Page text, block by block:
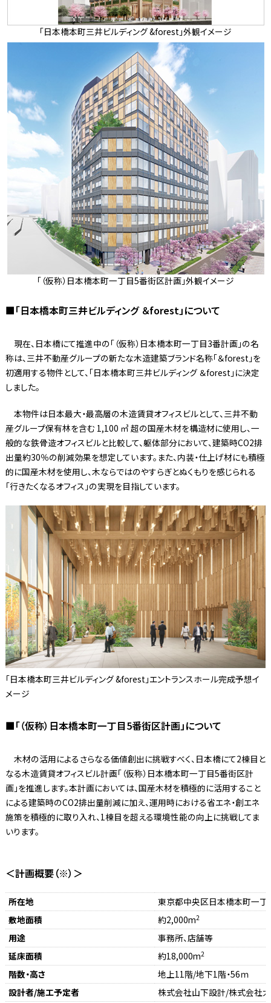
「日本橋本町三井ビルディング &forest」外観イメージ
「（仮称）日本橋本町一丁目5番街区計画」外観イメージ
■「日本橋本町三井ビルディング ＆forest」について
現在、日本橋にて推進中の「（仮称）日本橋本町一丁目3番計画」の名
称は、三井不動産グループの新たな木造建築ブランド名称「＆forest」を
初適用する物件として、「日本橋本町三井ビルディング ＆forest」に決定
しました。
本物件は日本最大・最高層の木造賃貸オフィスビルとして、三井不動
産グループ保有林を含む 1,100 ㎥ 超の国産木材を構造材に使用し、一
般的な鉄骨造オフィスビルと比較して、躯体部分において、建築時CO2排
出量約30％の削減効果を想定しています。また、内装・仕上げ材にも積極
的に国産木材を使用し、木ならではのやすらぎとぬくもりを感じられる
「行きたくなるオフィス」の実現を目指しています。
「日本橋本町三井ビルディング &forest」エントランスホール完成予想イ
メージ
■「（仮称）日本橋本町一丁目5番街区計画」について
木材の活用によるさらなる価値創出に挑戦すべく、日本橋にて2棟目と
なる木造賃貸オフィスビル計画「（仮称）日本橋本町一丁目5番街区計
画」を推進します。本計画においては、国産木材を積極的に活用すること
による建築時のCO2排出量削減に加え、運用時における省エネ・創エネ
施策を積極的に取り入れ、1棟目を超える環境性能の向上に挑戦してま
いります。
＜計画概要（※）＞
所在地
東京都中央区日本橋本町一丁
敷地面積
約2,000m2
用途
事務所、店舗等
延床面積
約18,000m2
階数・高さ
地上11階/地下1階・56ｍ
設計者/施工予定者
株式会社山下設計/株式会社